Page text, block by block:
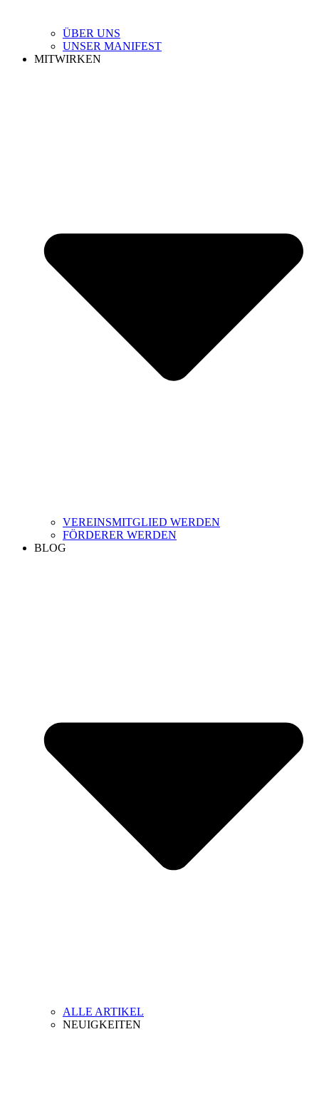
ÜBER UNS
UNSER MANIFEST
MITWIRKEN
VEREINSMITGLIED WERDEN
FÖRDERER WERDEN
BLOG
ALLE ARTIKEL
NEUIGKEITEN